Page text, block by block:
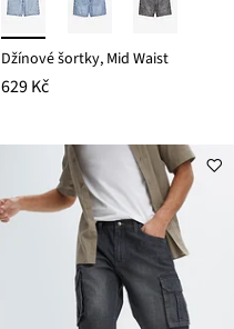
Džínové šortky, Mid Waist
629 Kč